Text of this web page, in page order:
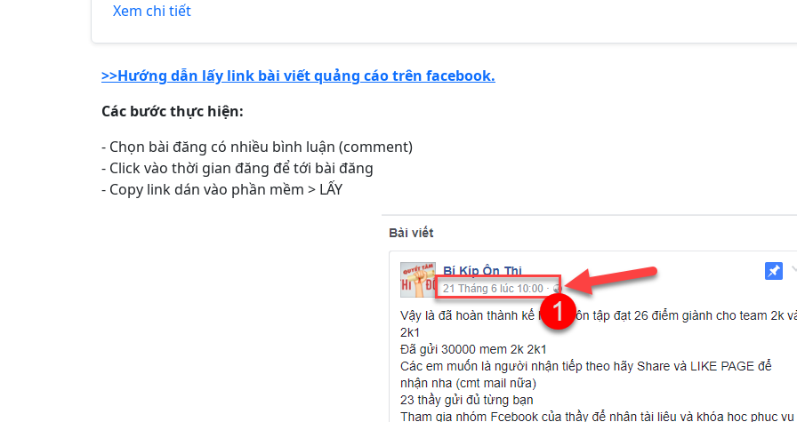
Xem chi tiết
>>Hướng dẫn lấy link bài viết quảng cáo trên facebook.
Các bước thực hiện:
- Chọn bài đăng có nhiều bình luận (comment)
- Click vào thời gian đăng để tới bài đăng
- Copy link dán vào phần mềm > LẤY